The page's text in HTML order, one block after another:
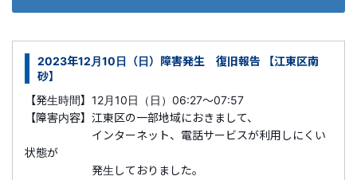
2023年12月10日（日）障害発生 復旧報告 【江東区南
砂】
【発生時間】12月10日（日）06:27～07:57
【障害内容】江東区の一部地域におきまして、
インターネット、電話サービスが利用しにくい
状態が
発生しておりました。